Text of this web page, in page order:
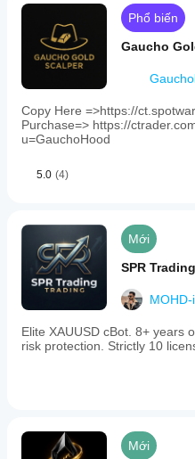
Phổ biến
Gaucho
Copy Here =>https://
Purchase=> https://
u=GauchoHood
5.0 (4)
Mới
SPR Trading
Elite XAUUSD cBot. 8+ years
risk protection. Strictly 10
Mới